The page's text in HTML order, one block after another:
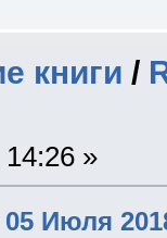
книги /
»
Июля